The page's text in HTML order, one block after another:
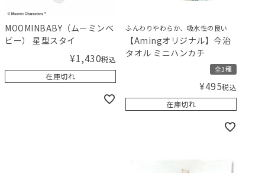
MOOMINBABY（ムーミンベ
ビー） 星型スタイ
¥1,430税込
在庫切れ
ふんわりやわらか、吸水性の良い
【Amingオリジナル】今治
タオル ミニハンカチ
全3種
¥495税込
在庫切れ